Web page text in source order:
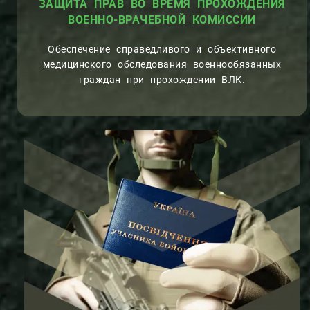
ЗАЩИТА ПРАВ ВО ВРЕМЯ ПРОХОЖДЕНИЯ
ВОЕННО-ВРАЧЕБНОЙ КОМИССИИ
Обеспечение справедливого и объективного
медицинского обследования военнообязанных
граждан при прохождении ВЛК.